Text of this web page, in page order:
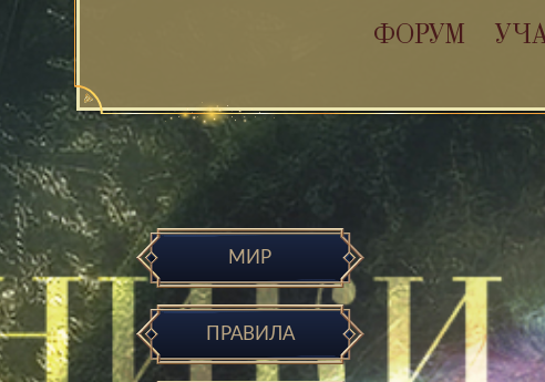
ФОРУМ
МИР
ПРАВИЛА